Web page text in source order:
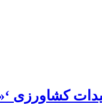
کشاورزی